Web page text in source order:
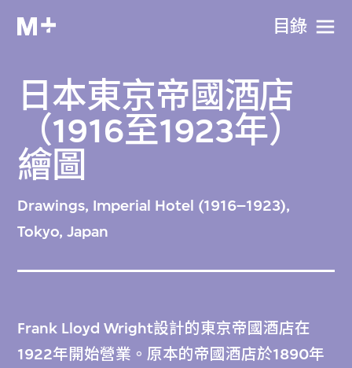
目​錄
日本東京帝國酒店
（1916至1923年）
繪圖
Drawings, Imperial Hotel (1916–1923),
Tokyo, Japan
Frank Lloyd Wright設計的東京帝國酒店在
1922年開始營業。原本的帝國酒店於1890年